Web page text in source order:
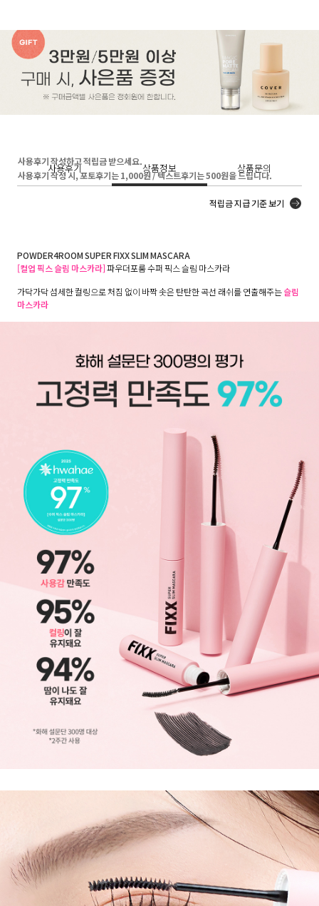
사용후기 상품정보 상품문의
사용후기 작성하고 적립금 받으세요.
사용후기 작성 시, 포토후기는 1,000원 / 텍스트후기는 500원을 드립니다.
적립금 지급 기준 보기
POWDER4ROOM SUPER FIXX SLIM MASCARA
[컬업 픽스 슬림 마스카라]파우더포룸 수퍼 픽스 슬림 마스카라
가닥가닥 섬세한 컬링으로 처짐 없이 바짝 솟은 탄탄한 곡선 래쉬를 연출해주는슬림
마스카라